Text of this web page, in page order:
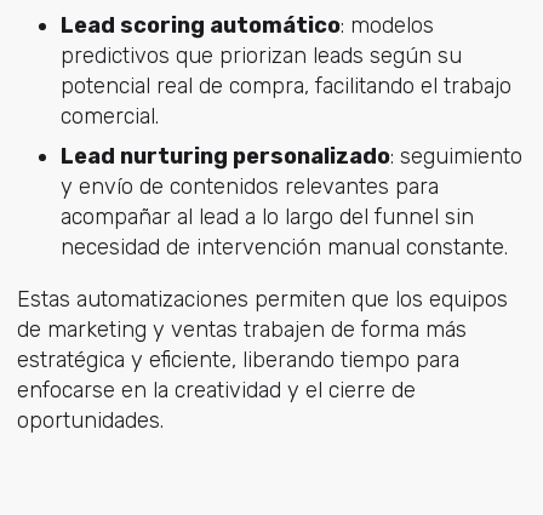
Lead scoring automático: modelos
predictivos que priorizan leads según su
potencial real de compra, facilitando el trabajo
comercial.
Lead nurturing personalizado: seguimiento
y envío de contenidos relevantes para
acompañar al lead a lo largo del funnel sin
necesidad de intervención manual constante.
Estas automatizaciones permiten que los equipos
de marketing y ventas trabajen de forma más
estratégica y eficiente, liberando tiempo para
enfocarse en la creatividad y el cierre de
oportunidades.